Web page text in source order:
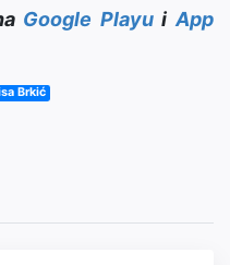
Google PlayuiApp
Brkić